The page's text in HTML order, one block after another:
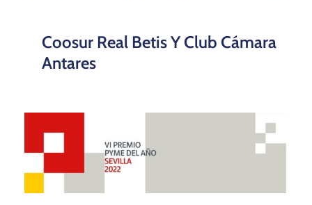
Coosur Real Betis Y Club Cámara
Antares